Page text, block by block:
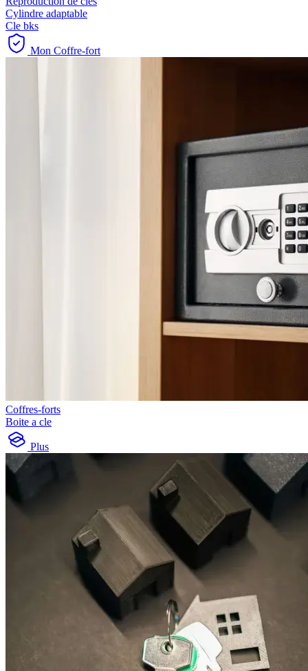
Cylindre adaptable
Cle bks
Mon Coffre-fort
Coffres-forts
Boite a cle
Plus